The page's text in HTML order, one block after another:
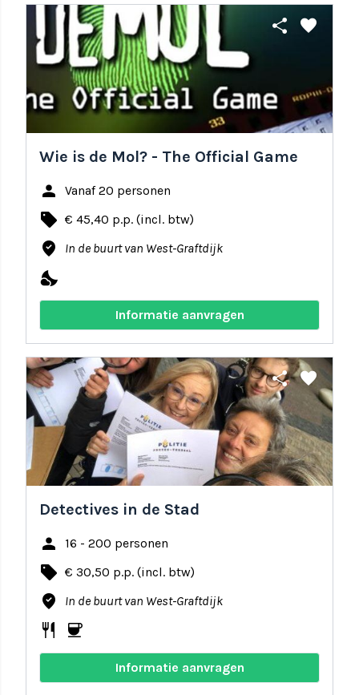
share favorite
Wie is de Mol? - The Official Game
person Vanaf 20 personen
local_offer € 45,40 p.p. (incl. btw)
where_to_vote In de buurt van West-Graftdijk
nights_stay
Informatie aanvragen
share favorite
Detectives in de Stad
person 16 - 200 personen
local_offer € 30,50 p.p. (incl. btw)
where_to_vote In de buurt van West-Graftdijk
restaurant coffee
Informatie aanvragen